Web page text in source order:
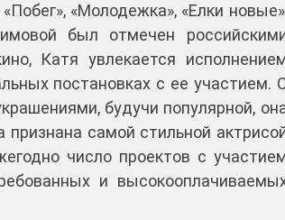
«Молодежка», «Елки
был отмечен
Катя увлекается
постановках с ее участием.
будучи популярной,
самой стильной
число проектов с
и